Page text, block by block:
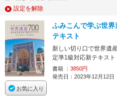
設定を解除
お気に入り
ふみこんで学ぶ世
テキスト
新しい切り口で世界遺
定準1級対応新テキスト
書籍 ： 3850円
発売日：2023年12月12日